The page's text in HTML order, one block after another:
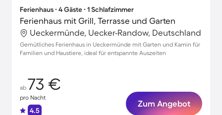
Ferienhaus ∙ 4 Gäste ∙ 1 Schlafzimmer
Ferienhaus mit Grill, Terrasse und Garten
Ueckermünde, Uecker-Randow, Deutschland
Gemütliches Ferienhaus in Ueckermünde mit Garten und Kamin für
Familien und Haustiere, ideal für entspannte Auszeiten
ab 73 €
pro Nacht
4.5
Zum Angebot